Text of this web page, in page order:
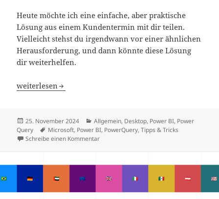
Heute möchte ich eine einfache, aber praktische
Lösung aus einem Kundentermin mit dir teilen.
Vielleicht stehst du irgendwann vor einer ähnlichen
Herausforderung, und dann könnte diese Lösung
dir weiterhelfen.
Zeittransformation in Power Query: Von herkömmlicher
weiterlesen
Veröffentlicht
am
25. November 2024 Kategorien
Allgemein, Desktop, Power BI, Power
Query
Schlagwörter
Microsoft, Power BI, PowerQuery,Tipps & Tricks
Schreibe einen Kommentarzu Zeittransformation in Power Query: